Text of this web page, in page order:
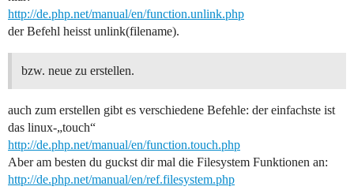
http://de.php.net/manual/en/function.unlink.php
der Befehl heisst unlink(filename).
bzw. neue zu erstellen.
auch zum erstellen gibt es verschiedene Befehle: der einfachste ist
das linux-„touch“
http://de.php.net/manual/en/function.touch.php
Aber am besten du guckst dir mal die Filesystem Funktionen an:
http://de.php.net/manual/en/ref.filesystem.php